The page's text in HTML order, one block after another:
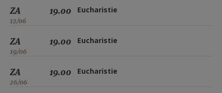
ZA
12/06
19.00 Eucharistie
ZA
19/06
19.00 Eucharistie
ZA
26/06
19.00 Eucharistie